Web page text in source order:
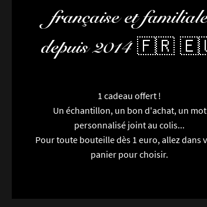
française et
depuis 2014 🇫🇷
1 cadeau offert !
Un échantillon, un bon d'achat, un mot
personnalisé joint au colis...
Pour toute bouteille dès 1 euro, allez dans
panier pour choisir.